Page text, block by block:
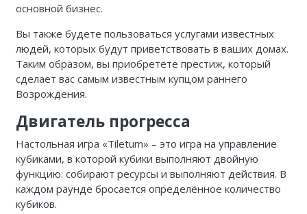
основной бизнес.
Вы также будете пользоваться услугами известных
людей, которых будут приветствовать в ваших домах.
Таким образом, вы приобретёте престиж, который
сделает вас самым известным купцом раннего
Возрождения.
Двигатель прогресса
Настольная игра «Tiletum» – это игра на управление
кубиками, в которой кубики выполняют двойную
функцию: собирают ресурсы и выполняют действия. В
каждом раунде бросается определённое количество
кубиков.